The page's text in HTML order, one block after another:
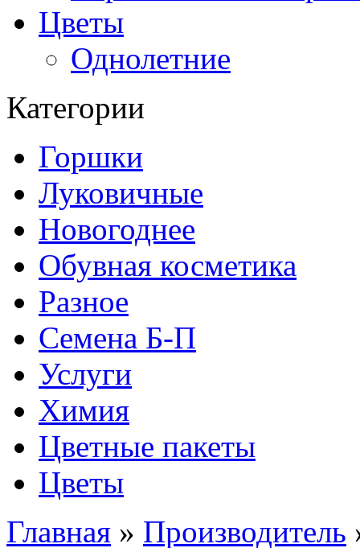
Цветы
Однолетние
Категории
Горшки
Луковичные
Новогоднее
Обувная косметика
Разное
Семена Б-П
Услуги
Химия
Цветные пакеты
Цветы
Главная » Производитель